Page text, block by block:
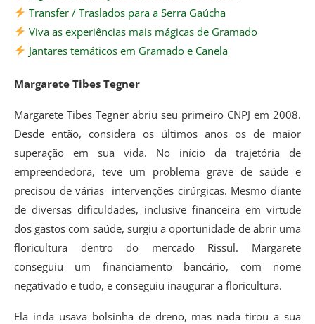
Transfer / Traslados para a Serra Gaúcha
Viva as experiências mais mágicas de Gramado
Jantares temáticos em Gramado e Canela
Margarete Tibes Tegner
Margarete Tibes Tegner abriu seu primeiro CNPJ em 2008.
Desde então, considera os últimos anos os de maior
superação em sua vida. No início da trajetória de
empreendedora, teve um problema grave de saúde e
precisou de várias intervenções cirúrgicas. Mesmo diante
de diversas dificuldades, inclusive financeira em virtude
dos gastos com saúde, surgiu a oportunidade de abrir uma
floricultura dentro do mercado Rissul. Margarete
conseguiu um financiamento bancário, com nome
negativado e tudo, e conseguiu inaugurar a floricultura.
Ela inda usava bolsinha de dreno, mas nada tirou a sua